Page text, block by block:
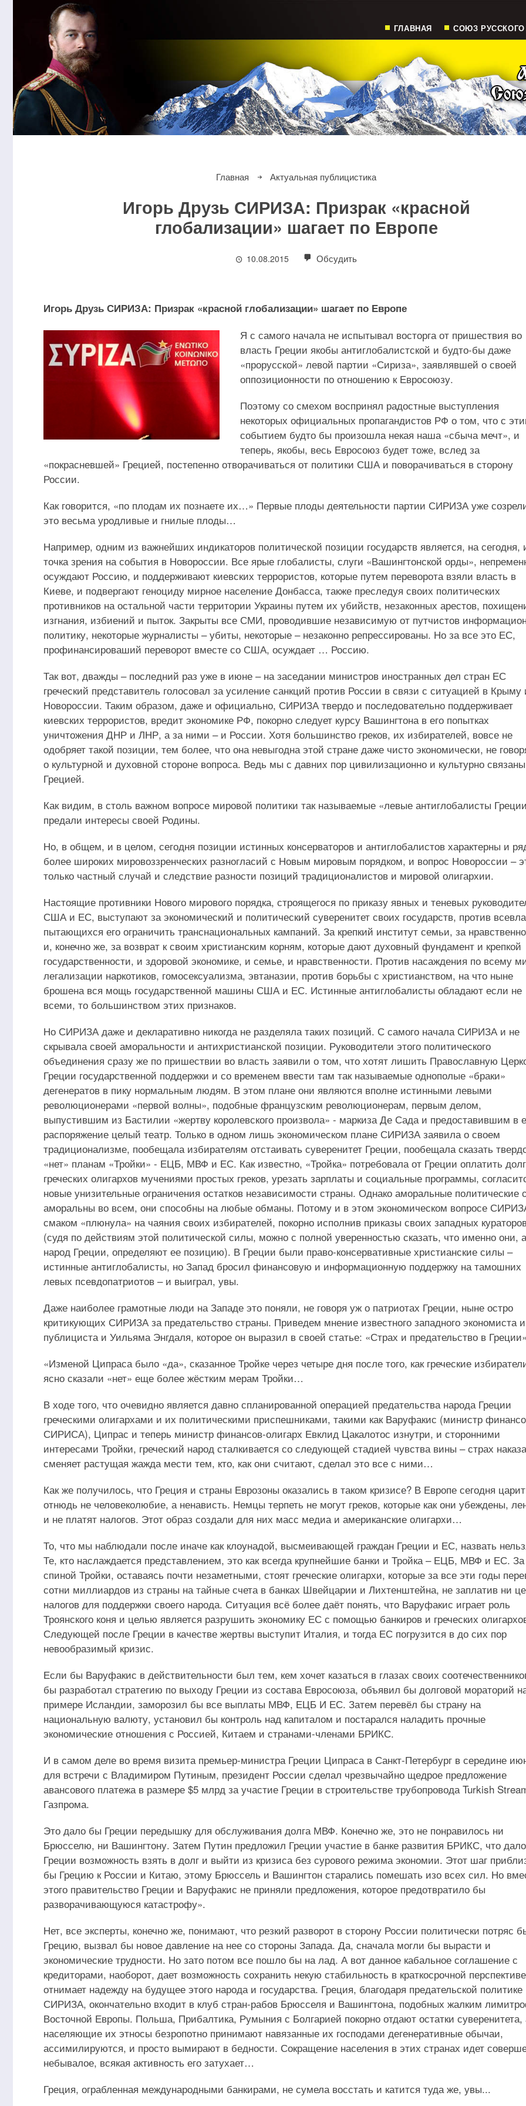
ГЛАВНАЯ СОЮЗ
Главная Актуальная публицистика
Игорь Друзь СИРИЗА: Призрак «красной
глобализации» шагает по Европе
10.08.2015 Обсудить
Игорь Друзь СИРИЗА: Призрак «красной глобализации» шагает по Европе
Я с самого начала не испытывал восторга от пришествия во
власть Греции якобы антиглобалистской и будто-бы даже
«прорусской» левой партии «Сириза», заявлявшей о своей
оппозиционности по отношению к Евросоюзу.
Поэтому со смехом воспринял радостные выступления
некоторых официальных пропагандистов РФ о том, что с
событием будто бы произошла некая наша «сбыча мечт», и
теперь, якобы, весь Евросоюз будет тоже, вслед за
«покрасневшей» Грецией, постепенно отворачиваться от политики США и поворачиваться в сторону
России.
Как говорится, «по плодам их познаете их…» Первые плоды деятельности партии СИРИЗА уже
это весьма уродливые и гнилые плоды…
Например, одним из важнейших индикаторов политической позиции государств является, на сегодня,
точка зрения на события в Новороссии. Все ярые глобалисты, слуги «Вашингтонской орды»,
осуждают Россию, и поддерживают киевских террористов, которые путем переворота взяли власть в
Киеве, и подвергают геноциду мирное население Донбасса, также преследуя своих политических
противников на остальной части территории Украины путем их убийств, незаконных арестов,
изгнания, избиений и пыток. Закрыты все СМИ, проводившие независимую от путчистов
политику, некоторые журналисты – убиты, некоторые – незаконно репрессированы. Но за все это ЕС,
профинансироваший переворот вместе со США, осуждает … Россию.
Так вот, дважды – последний раз уже в июне – на заседании министров иностранных дел стран ЕС
греческий представитель голосовал за усиление санкций против России в связи с ситуацией в Крыму
Новороссии. Таким образом, даже и официально, СИРИЗА твердо и последовательно поддерживает
киевских террористов, вредит экономике РФ, покорно следует курсу Вашингтона в его попытках
уничтожения ДНР и ЛНР, а за ними – и России. Хотя большинство греков, их избирателей, вовсе не
одобряет такой позиции, тем более, что она невыгодна этой стране даже чисто экономически, не
о культурной и духовной стороне вопроса. Ведь мы с давних пор цивилизационно и культурно
Грецией.
Как видим, в столь важном вопросе мировой политики так называемые «левые антиглобалисты
предали интересы своей Родины.
Но, в общем, и в целом, сегодня позиции истинных консерваторов и антиглобалистов характерны и
более широких мировоззренческих разногласий с Новым мировым порядком, и вопрос Новороссии –
только частный случай и следствие разности позиций традиционалистов и мировой олигархии.
Настоящие противники Нового мирового порядка, строящегося по приказу явных и теневых
США и ЕС, выступают за экономический и политический суверенитет своих государств, против
пытающихся его ограничить транснациональных кампаний. За крепкий институт семьи, за
и, конечно же, за возврат к своим христианским корням, которые дают духовный фундамент и крепкой
государственности, и здоровой экономике, и семье, и нравственности. Против насаждения по всему
легализации наркотиков, гомосексуализма, эвтаназии, против борьбы с христианством, на что ныне
брошена вся мощь государственной машины США и ЕС. Истинные антиглобалисты обладают если не
всеми, то большинством этих признаков.
Но СИРИЗА даже и декларативно никогда не разделяла таких позиций. С самого начала СИРИЗА и не
скрывала своей аморальности и антихристианской позиции. Руководители этого политического
объединения сразу же по пришествии во власть заявили о том, что хотят лишить Православную
Греции государственной поддержки и со временем ввести там так называемые однополые «браки»
дегенератов в пику нормальным людям. В этом плане они являются вполне истинными левыми
революционерами «первой волны», подобные французским революционерам, первым делом,
выпустившим из Бастилии «жертву королевского произвола» - маркиза Де Сада и предоставившим в
распоряжение целый театр. Только в одном лишь экономическом плане СИРИЗА заявила о своем
традиционализме, пообещала избирателям отстаивать суверенитет Греции, пообещала сказать
«нет» планам «Тройки» - ЕЦБ, МВФ и ЕС. Как известно, «Тройка» потребовала от Греции оплатить
греческих олигархов мучениями простых греков, урезать зарплаты и социальные программы,
новые унизительные ограничения остатков независимости страны. Однако аморальные политические
аморальны во всем, они способны на любые обманы. Потому и в этом экономическом вопросе
смаком «плюнула» на чаяния своих избирателей, покорно исполнив приказы своих западных
(судя по действиям этой политической силы, можно с полной уверенностью сказать, что именно они,
народ Греции, определяют ее позицию). В Греции были право-консервативные христианские силы –
истинные антиглобалисты, но Запад бросил финансовую и информационную поддержку на тамошних
левых псевдопатриотов – и выиграл, увы.
Даже наиболее грамотные люди на Западе это поняли, не говоря уж о патриотах Греции, ныне остро
критикующих СИРИЗА за предательство страны. Приведем мнение известного западного экономиста и
публициста и Уильяма Энгдаля, которое он выразил в своей статье: «Страх и предательство в
«Изменой Ципраса было «да», сказанное Тройке через четыре дня после того, как греческие
ясно сказали «нет» еще более жёстким мерам Тройки…
В ходе того, что очевидно является давно спланированной операцией предательства народа Греции
греческими олигархами и их политическими приспешниками, такими как Варуфакис (министр
СИРИСА), Ципрас и теперь министр финансов-олигарх Евклид Цакалотос изнутри, и сторонними
интересами Тройки, греческий народ сталкивается со следующей стадией чувства вины – страх
сменяет растущая жажда мести тем, кто, как они считают, сделал это все с ними…
Как же получилось, что Греция и страны Еврозоны оказались в таком кризисе? В Европе сегодня царит
отнюдь не человеколюбие, а ненависть. Немцы терпеть не могут греков, которые как они убеждены,
и не платят налогов. Этот образ создали для них масс медиа и американские олигархи…
То, что мы наблюдали после иначе как клоунадой, высмеивающей граждан Греции и ЕС, назвать
Те, кто наслаждается представлением, это как всегда крупнейшие банки и Тройка – ЕЦБ, МВФ и ЕС. За
спиной Тройки, оставаясь почти незаметными, стоят греческие олигархи, которые за все эти годы
сотни миллиардов из страны на тайные счета в банках Швейцарии и Лихтенштейна, не заплатив ни
налогов для поддержки своего народа. Ситуация всё более даёт понять, что Варуфакис играет роль
Троянского коня и целью является разрушить экономику ЕС с помощью банкиров и греческих
Следующей после Греции в качестве жертвы выступит Италия, и тогда ЕС погрузится в до сих пор
невообразимый кризис.
Если бы Варуфакис в действительности был тем, кем хочет казаться в глазах своих
бы разработал стратегию по выходу Греции из состава Евросоюза, объявил бы долговой мораторий
примере Исландии, заморозил бы все выплаты МВФ, ЕЦБ И ЕС. Затем перевёл бы страну на
национальную валюту, установил бы контроль над капиталом и постарался наладить прочные
экономические отношения с Россией, Китаем и странами-членами БРИКС.
И в самом деле во время визита премьер-министра Греции Ципраса в Санкт-Петербург в середине
для встречи с Владимиром Путиным, президент России сделал чрезвычайно щедрое предложение
авансового платежа в размере $5 млрд за участие Греции в строительстве трубопровода Turkish
Газпрома.
Это дало бы Греции передышку для обслуживания долга МВФ. Конечно же, это не понравилось ни
Брюсселю, ни Вашингтону. Затем Путин предложил Греции участие в банке развития БРИКС, что
Греции возможность взять в долг и выйти из кризиса без сурового режима экономии. Этот шаг
бы Грецию к России и Китаю, этому Брюссель и Вашингтон старались помешать изо всех сил. Но
этого правительство Греции и Варуфакис не приняли предложения, которое предотвратило бы
разворачивающуюся катастрофу».
Нет, все эксперты, конечно же, понимают, что резкий разворот в сторону России политически потряс
Грецию, вызвал бы новое давление на нее со стороны Запада. Да, сначала могли бы вырасти и
экономические трудности. Но зато потом все пошло бы на лад. А вот данное кабальное соглашение с
кредиторами, наоборот, дает возможность сохранить некую стабильность в краткосрочной
отнимает надежду на будущее этого народа и государства. Греция, благодаря предательской политике
СИРИЗА, окончательно входит в клуб стран-рабов Брюсселя и Вашингтона, подобных жалким
Восточной Европы. Польша, Прибалтика, Румыния с Болгарией покорно отдают остатки суверенитета,
населяющие их этносы безропотно принимают навязанные их господами дегенеративные обычаи,
ассимилируются, и просто вымирают в бедности. Сокращение населения в этих странах идет
небывалое, всякая активность его затухает…
Греция, ограбленная международными банкирами, не сумела восстать и катится туда же, увы...